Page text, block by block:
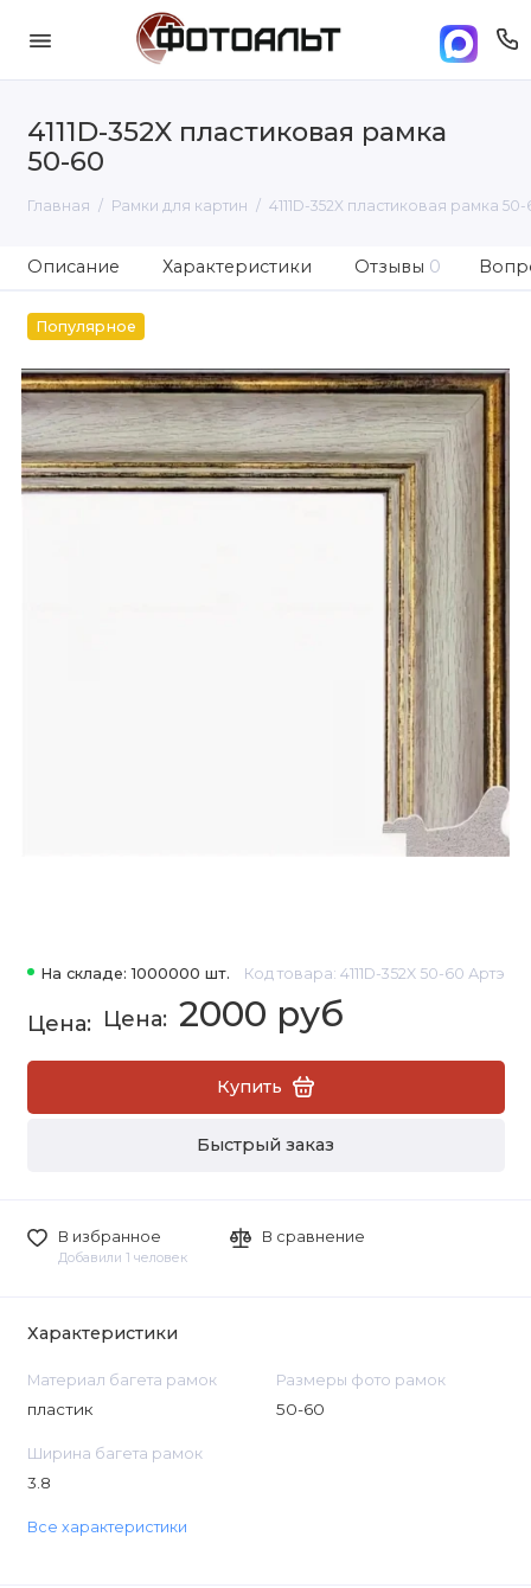
4111D-352X пластиковая рамка
50-60
Главная Рамки для картин 4111D-352X пластиковая рамка
Описание Характеристики Отзывы 0
Популярное
На складе: 1000000 шт. Код товара: 4111D-352X 50-60 Артэ
2000 руб
Купить
Быстрый заказ
В избранное
Добавили 1 человек
В сравнение
Характеристики
Материал багета рамок
пластик
Размеры фото рамок
50-60
Ширина багета рамок
3.8
Все характеристики